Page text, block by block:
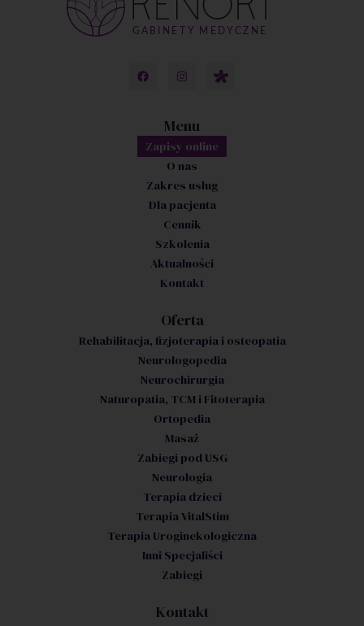
Menu
Zapisy online
O nas
Zakres usług
Dla pacjenta
Cennik
Szkolenia
Aktualności
Kontakt
Oferta
Rehabilitacja, fizjoterapia i osteopatia
Neurologopedia
Neurochirurgia
Naturopatia, TCM i Fitoterapia
Ortopedia
Masaż
Zabiegi pod USG
Neurologia
Terapia dzieci
Terapia VitalStim
Terapia Uroginekologiczna
Inni Specjaliści
Zabiegi
Kontakt